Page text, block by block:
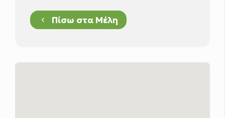
keyboard_arrow_left Πίσω στα Μέλη